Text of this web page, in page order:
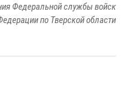
Федеральной службы войск
по Тверской области